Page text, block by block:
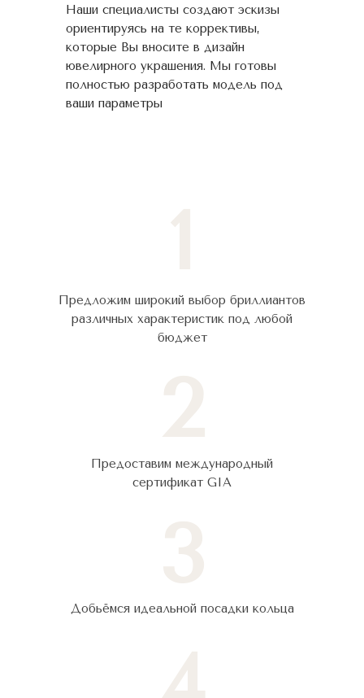
Наши специалисты создают эскизы
ориентируясь на те коррективы,
которые Вы вносите в дизайн
ювелирного украшения. Мы готовы
полностью разработать модель под
ваши параметры
Предложим широкий выбор бриллиантов
различных характеристик под любой
бюджет
Предоставим международный
сертификат GIA
Добьёмся идеальной посадки кольца